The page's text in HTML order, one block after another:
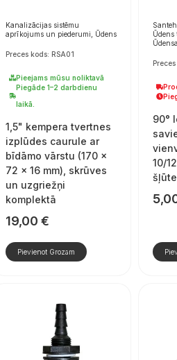
Kanalizācijas sistēmu
aprīkojums un piederumi, Ūdens
Preces kods: RSA01
Pieejams mūsu noliktavā
Piegāde 1–2 darbdienu
laikā.
1,5" kempera tvertnes
izplūdes caurule ar
bīdāmo vārstu (170 ×
72 × 16 mm), skrūves
un uzgriežņi
komplektā
19,00 €
Pievienot Grozam
Ūdens
90°
10/